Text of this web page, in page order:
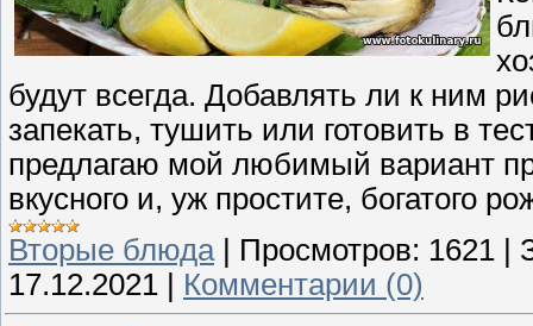
будут всегда. Добавлять ли к ним
запекать, тушить или готовить в
предлагаю мой любимый вариант
вкусного и, уж простите, богатого
Вторые блюда| Просмотров: 1621
17.12.2021
Комментарии (0)